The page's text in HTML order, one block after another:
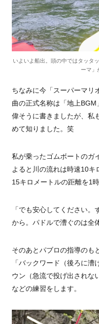
いよいよ船出。頭の中ではタッタ
ーマ」
ちなみに今「スーパーマリ
曲の正式名称は「地上
偉そうに書きましたが、私
めて知りました。笑
私が乗ったゴムボートのガ
よると川の流れは時速10キ
15キロメートルの距離を1
「でも安心してください
から。パドルで漕ぐのは全
そのあとパブロの指導のも
「バックワード（後ろに
ウン（急流で投げ出されな
などの練習をします。